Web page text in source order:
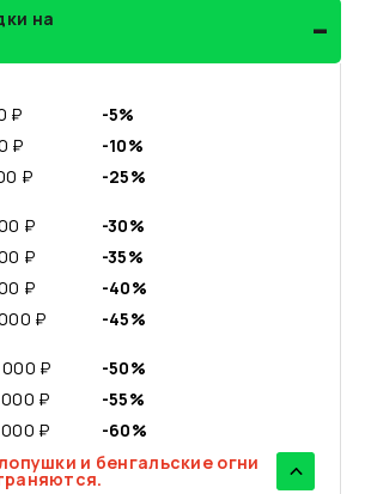
на
-
₽
-5%
₽
-10%
₽
-25%
₽
-30%
₽
-35%
₽
-40%
₽
-45%
₽
-50%
₽
-55%
₽
-60%
и бенгальские огни